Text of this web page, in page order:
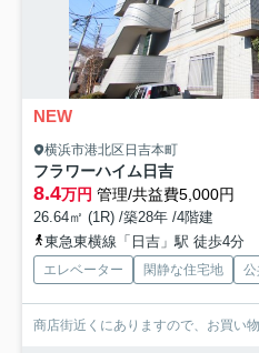
NEW
横浜市港北区日吉本町
フラワーハイム日吉
8.4万円 管理/共益費5,000円
26.64㎡ (1R) /築28年 /4階建
東急東横線「日吉」駅 徒歩4分
エレベーター 閑静な住宅地
商店街近くにありますので、お買い